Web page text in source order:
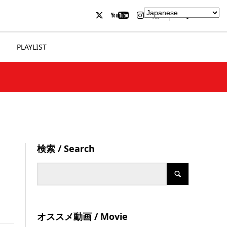
PLAYLIST
検索 / Search
オススメ動画 / Movie